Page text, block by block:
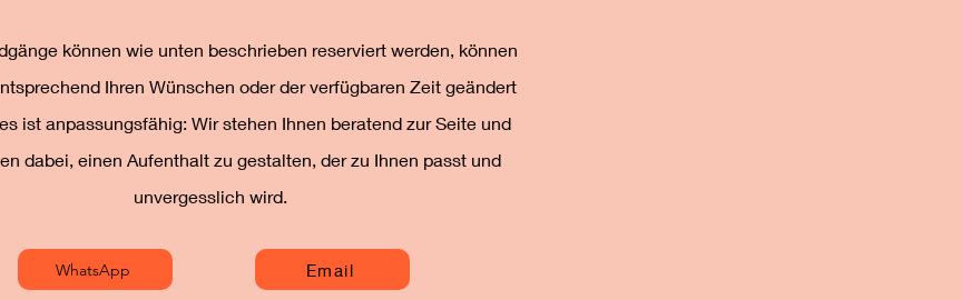
können wie unten beschrieben reserviert werden, können
Ihren Wünschen oder der verfügbaren Zeit geändert
ist anpassungsfähig: Wir stehen Ihnen beratend zur Seite und
dabei, einen Aufenthalt zu gestalten, der zu Ihnen passt und
unvergesslich wird.
WhatsApp Email